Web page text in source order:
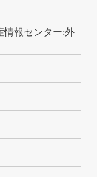
情報センター:外